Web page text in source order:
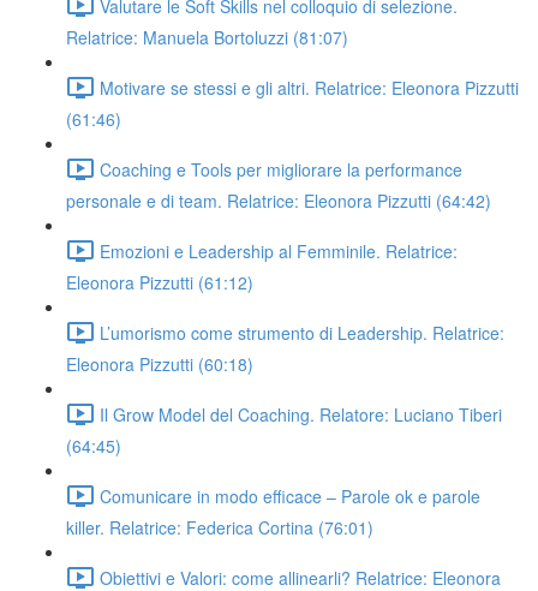
Valutare le Soft Skills nel colloquio di selezione.
Relatrice: Manuela Bortoluzzi (81:07)
Motivare se stessi e gli altri. Relatrice: Eleonora Pizzutti
(61:46)
Coaching e Tools per migliorare la performance
personale e di team. Relatrice: Eleonora Pizzutti (64:42)
Emozioni e Leadership al Femminile. Relatrice:
Eleonora Pizzutti (61:12)
L’umorismo come strumento di Leadership. Relatrice:
Eleonora Pizzutti (60:18)
Il Grow Model del Coaching. Relatore: Luciano Tiberi
(64:45)
Comunicare in modo efficace – Parole ok e parole
killer. Relatrice: Federica Cortina (76:01)
Obiettivi e Valori: come allinearli? Relatrice: Eleonora